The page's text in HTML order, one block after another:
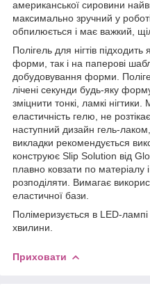
американської сировини
максимально зручний у
обпилюється і має важкий,
Полігель для нігтів
форми, так і на паперові
добудовування форми.
лічені секунди будь-яку
зміцнити тонкі, ламкі нігтики.
еластичність гелю, не
наступний дизайн гель-
викладки рекомендується
конструює Slip Solution від
плавно ковзати по матеріалу
розподіляти. Вимагає
еластичної бази.
Полімеризується в LED-
хвилини.
Приховати